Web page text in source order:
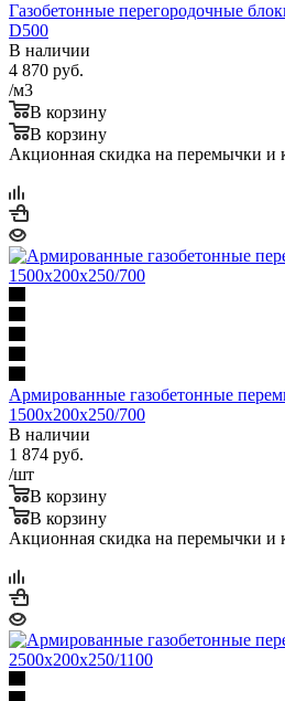
Газобетонные перегородочные
D500
В наличии
4 870 руб.
/м3
В корзину
В корзину
Акционная скидка на перемычки и
Армированные газобетонные
1500х200х250/700
В наличии
1 874 руб.
/шт
В корзину
В корзину
Акционная скидка на перемычки и